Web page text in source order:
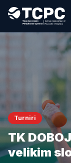
Turniri
TK
velikim